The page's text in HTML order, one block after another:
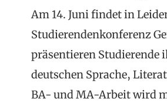
Am 14. Juni findet in
Studierendenkonferenz
präsentieren Studierende
deutschen Sprache,
BA- und MA-Arbeit wird